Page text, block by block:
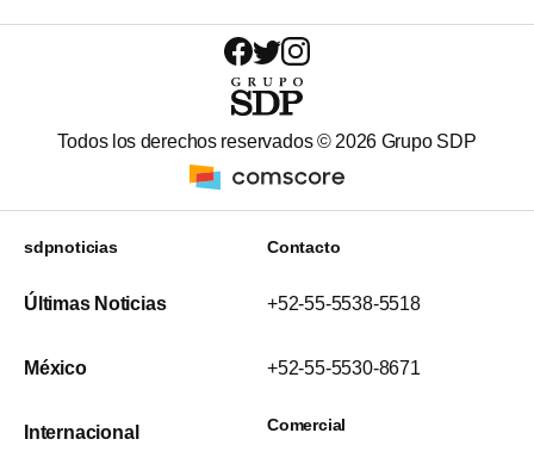
Todos los derechos reservados ©2026 Grupo SDP
sdpnoticias
Últimas Noticias
México
Internacional
Contacto
+52-55-5538-5518
+52-55-5530-8671
Comercial